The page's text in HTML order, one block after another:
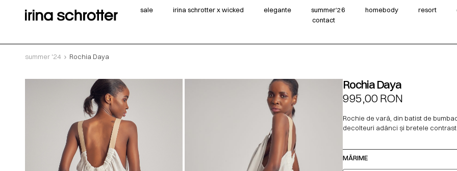
sale irina schrotter x wicked elegante summer‘26 homebody resort
contact
summer '24 Rochia Daya
Rochia Daya
995,00RON
Rochie de vară, din batist de
decolteuri adânci și bretele contrast.
MĂRIME